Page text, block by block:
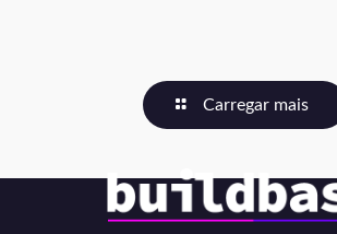
Carregar mais